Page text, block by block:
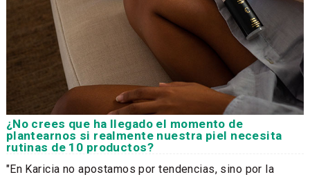
¿No crees que ha llegado el momento de
plantearnos si realmente nuestra piel necesita
rutinas de 10 productos?
"En Karicia no apostamos por tendencias, sino por la